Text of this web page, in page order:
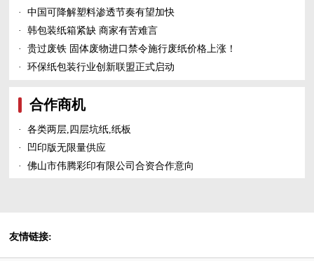
·
中国可降解塑料渗透节奏有望加快
·
韩包装纸箱紧缺 商家有苦难言
·
贵过废铁 固体废物进口禁令施行废纸价格上涨！
·
环保纸包装行业创新联盟正式启动
合作商机
·
各类两层,四层坑纸,纸板
·
凹印版无限量供应
·
佛山市伟腾彩印有限公司合资合作意向
友情链接: